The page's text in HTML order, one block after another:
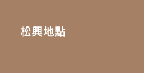
松興地點